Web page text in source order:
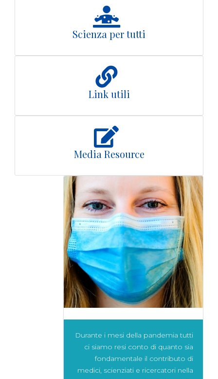
Scienza per tutti
Link utili
Media Resource
Durante i mesi della pandemia tutti
ci siamo resi conto di quanto sia
fondamentale il contributo di
medici, scienziati e ricercatori nella